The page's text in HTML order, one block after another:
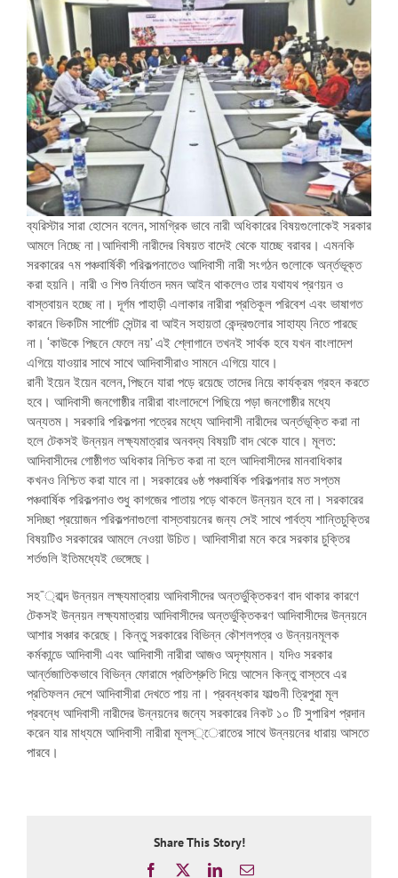
ব্যরিস্টার সারা হোসেন বলেন, সামগ্রিক ভাবে নারী অধিকারের বিষয়গুলোকেই সরকার
আমলে নিচ্ছে না।আদিবাসী নারীদের বিষয়ত বাদেই থেকে যাচ্ছে বরাবর। এমনকি
সরকারের ৭ম পঞ্চবার্ষিকী পরিকল্পনাতেও আদিবাসী নারী সংগঠন গুলোকে অর্ন্তভূক্ত
করা হয়নি। নারী ও শিশু নির্যাতন দমন আইন থাকলেও তার যথাযথ প্রণয়ন ও
বাস্তবায়ন হচ্ছে না। দূর্গম পাহাড়ী এলাকার নারীরা প্রতিকূল পরিবেশ এবং ভাষাগত
কারনে ভিকটিম সার্পোট সেন্টার বা আইন সহায়তা কেন্দ্রগুলোর সাহায্য নিতে পারছে
না। ‘কাউকে পিছনে ফেলে নয়’ এই শ্লোগানে তখনই সার্থক হবে যখন বাংলাদেশ
এগিয়ে যাওয়ার সাথে সাথে আদিবাসীরাও সামনে এগিয়ে যাবে।
রানী ইয়েন ইয়েন বলেন, পিছনে যারা পড়ে রয়েছে তাদের নিয়ে কার্যক্রম গ্রহন করতে
হবে। আদিবাসী জনগোষ্ঠীর নারীরা বাংলাদেশে পিছিয়ে পড়া জনগোষ্ঠীর মধ্যে
অন্যতম। সরকারি পরিকল্পনা পত্রের মধ্যে আদিবাসী নারীদের অর্ন্তভূক্তি করা না
হলে টেকসই উন্নয়ন লক্ষ্যমাত্রার অনবদ্য বিষয়টি বাদ থেকে যাবে। মূলত:
আদিবাসীদের গোষ্ঠীগত অধিকার নিশ্চিত করা না হলে আদিবাসীদের মানবাধিকার
কখনও নিশ্চিত করা যাবে না। সরকারের ৬ষ্ঠ পঞ্চবার্ষিক পরিকল্পনার মত সপ্তম
পঞ্চবার্ষিক পরিকল্পনাও শুধু কাগজের পাতায় পড়ে থাকলে উন্নয়ন হবে না। সরকারের
সদিচ্ছা প্রয়োজন পরিকল্পনাগুলো বাস্তবায়নের জন্য সেই সাথে পার্বত্য শান্তিচুক্তির
বিষয়টিও সরকারের আমলে নেওয়া উচিত। আদিবাসীরা মনে করে সরকার চুক্তির
শর্তগুলি ইতিমধ্যেই ভেঙ্গেছে।
সহ¯্রাব্দ উন্নয়ন লক্ষ্যমাত্রায় আদিবাসীদের অন্তর্ভুক্তিকরণ বাদ থাকার কারণে
টেকসই উন্নয়ন লক্ষ্যমাত্রায় আদিবাসীদের অন্তর্ভুক্তিকরণ আদিবাসীদের উন্নয়নে
আশার সঞ্চার করেছে। কিন্তু সরকারের বিভিন্ন কৌশলপত্র ও উন্নয়নমূলক
কর্মকান্ডে আদিবাসী এবং আদিবাসী নারীরা আজও অদৃশ্যমান। যদিও সরকার
আর্ন্তজাতিকভাবে বিভিন্ন ফোরামে প্রতিশ্রুতি দিয়ে আসেন কিন্তু বাস্তবে এর
প্রতিফলন দেশে আদিবাসীরা দেখতে পায় না। প্রবন্ধকার ফাল্গুনী ত্রিপুরা মূল
প্রবন্ধে আদিবাসী নারীদের উন্নয়নের জন্যে সরকারের নিকট ১০ টি সুপারিশ প্রদান
করেন যার মাধ্যমে আদিবাসী নারীরা মূলস্্েরাতের সাথে উন্নয়নের ধারায় আসতে
পারবে।
Share This Story!
Facebook LinkedInEmail